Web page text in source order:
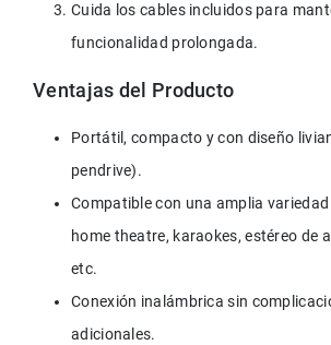
Cuida los cables incluidos para
funcionalidad prolongada.
Ventajas del Producto
Portátil, compacto y con diseño
pendrive).
Compatible con una amplia
home theatre, karaokes, estéreo de
etc.
Conexión inalámbrica sin
adicionales.